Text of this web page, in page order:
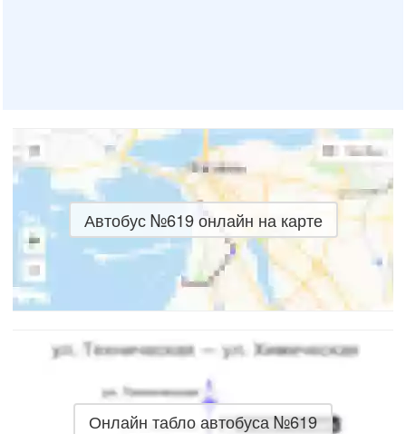
Автобус №619 онлайн на карте
Онлайн табло автобуса №619